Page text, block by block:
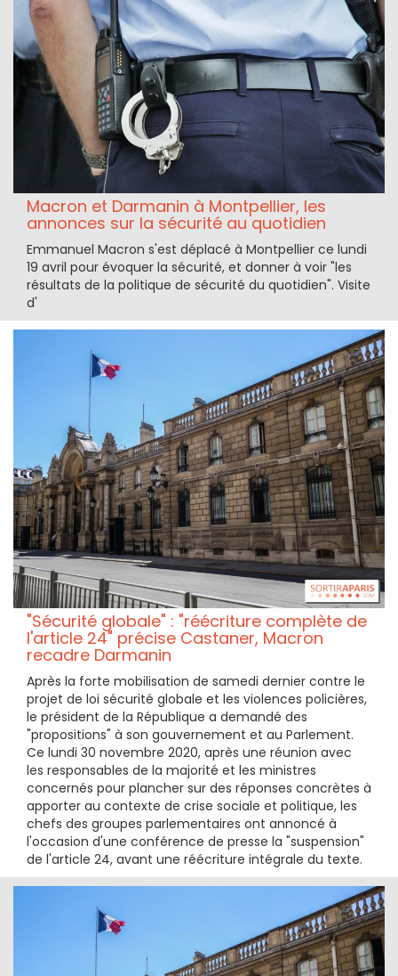
Macron et Darmanin à Montpellier, les
annonces sur la sécurité au quotidien
Emmanuel Macron s'est déplacé à Montpellier ce lundi
19 avril pour évoquer la sécurité, et donner à voir "les
résultats de la politique de sécurité du quotidien". Visite
d'
"Sécurité globale" : "réécriture complète de
l'article 24" précise Castaner, Macron
recadre Darmanin
Après la forte mobilisation de samedi dernier contre le
projet de loi sécurité globale et les violences policières,
le président de la République a demandé des
"propositions" à son gouvernement et au Parlement.
Ce lundi 30 novembre 2020, après une réunion avec
les responsables de la majorité et les ministres
concernés pour plancher sur des réponses concrètes à
apporter au contexte de crise sociale et politique, les
chefs des groupes parlementaires ont annoncé à
l'occasion d'une conférence de presse la "suspension"
de l'article 24, avant une réécriture intégrale du texte.